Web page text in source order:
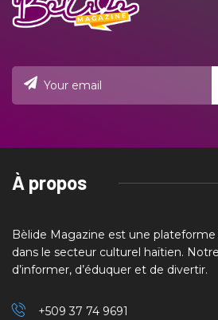
À propos
Bèlide Magazine est une
dans le secteur culturel haïtien.
d’informer, d’éduquer et de divertir.
+509 37 74 9691